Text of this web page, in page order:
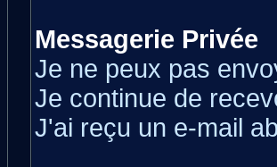
Messagerie Privée
Je ne peux pas
Je continue de
J'ai reçu un e-mail